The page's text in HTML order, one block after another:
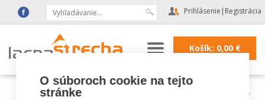
Prihlásenie | Registrácia
Košík: 0,00€
Strešné krytiny
O súboroch cookie na tejto
stránke